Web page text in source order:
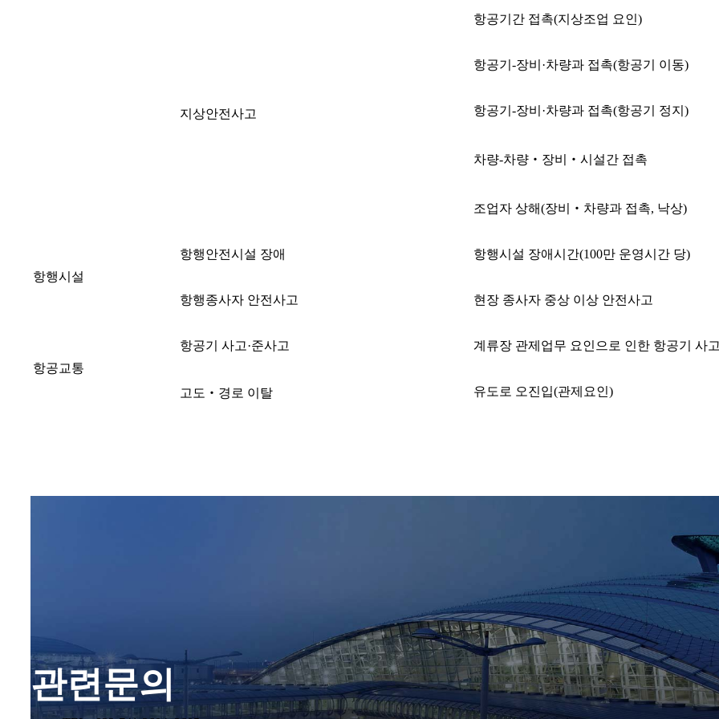
지상안전사고
항공기간 접촉(지상조업 요인)
항공기-장비·차량과 접촉(항공기 이동)
항공기-장비·차량과 접촉(항공기 정지)
차량-차량‧장비‧시설간 접촉
조업자 상해(장비‧차량과 접촉, 낙상)
항행시설
항행안전시설 장애 항행시설 장애시간(100만 운영시간 당)
항행종사자 안전사고 현장 종사자 중상 이상 안전사고
항공교통
항공기 사고·준사고 계류장 관제업무 요인으로 인한 항공기 사
고도‧경로 이탈 유도로 오진입(관제요인)
관련문의